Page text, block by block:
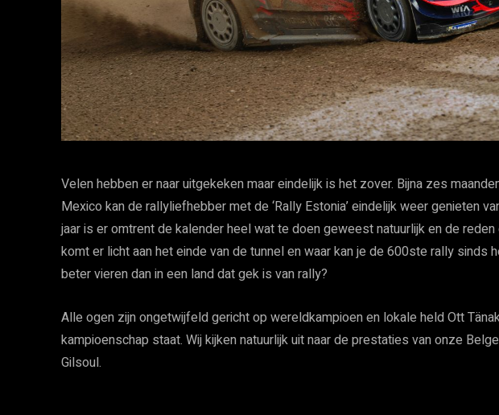
Velen hebben er naar uitgekeken maar eindelijk is het zover. Bijna zes
Mexico kan de rallyliefhebber met de ‘Rally Estonia’ eindelijk weer genieten
jaar is er omtrent de kalender heel wat te doen geweest natuurlijk en de
komt er licht aan het einde van de tunnel en waar kan je de 600ste rally sinds
beter vieren dan in een land dat gek is van rally?
Alle ogen zijn ongetwijfeld gericht op wereldkampioen en lokale held Ott
kampioenschap staat. Wij kijken natuurlijk uit naar de prestaties van onze
Gilsoul.